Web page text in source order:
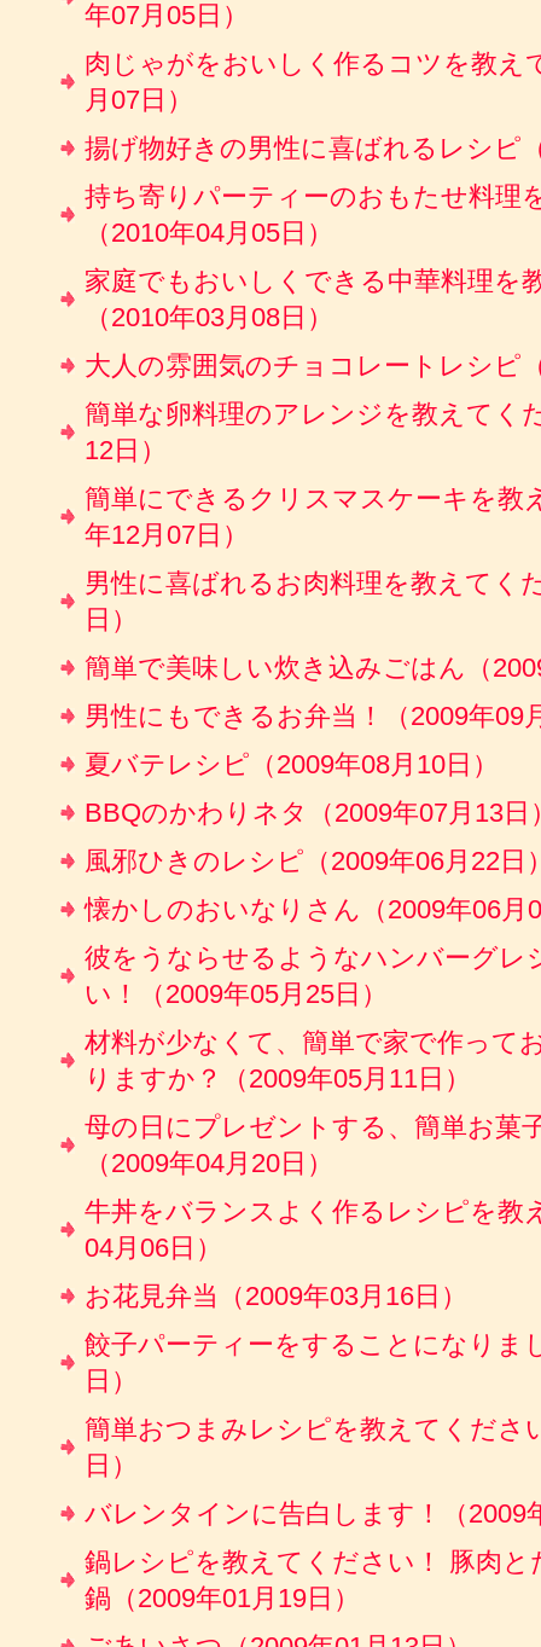
年07月05日）
肉じゃがをおいしく作るコツを教え
月07日）
揚げ物好きの男性に喜ばれるレシピ
持ち寄りパーティーのおもたせ料理
（2010年04月05日）
家庭でもおいしくできる中華料理を
（2010年03月08日）
大人の雰囲気のチョコレートレシピ
簡単な卵料理のアレンジを教えてく
12日）
簡単にできるクリスマスケーキを教
年12月07日）
男性に喜ばれるお肉料理を教えてく
日）
簡単で美味しい炊き込みごはん（
男性にもできるお弁当！（2009年09
夏バテレシピ（2009年08月10日）
BBQのかわりネタ（2009年07月13日
風邪ひきのレシピ（2009年06月22日
懐かしのおいなりさん（2009年06月
彼をうならせるようなハンバーグレ
い！（2009年05月25日）
材料が少なくて、簡単で家で作って
りますか？（2009年05月11日）
母の日にプレゼントする、簡単お菓
（2009年04月20日）
牛丼をバランスよく作るレシピを教
04月06日）
お花見弁当（2009年03月16日）
餃子パーティーをすることになりま
日）
簡単おつまみレシピを教えてくださ
日）
バレンタインに告白します！（2009
鍋レシピを教えてください！ 豚肉
鍋（2009年01月19日）